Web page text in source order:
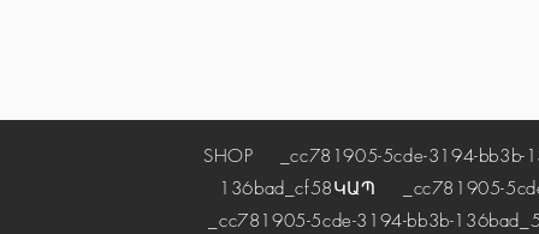
SHOP
_cc781905-5cde-3194-bb3b-
136bad_cf58ԿԱՊ _cc781905-
_cc781905-5cde-3194-bb3b-